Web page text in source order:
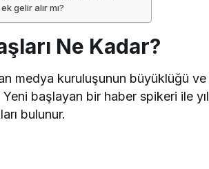
gelir alır mı?
Ne Kadar?
medya kuruluşunun büyüklüğü
başlayan bir haber spikeri ile
bulunur.